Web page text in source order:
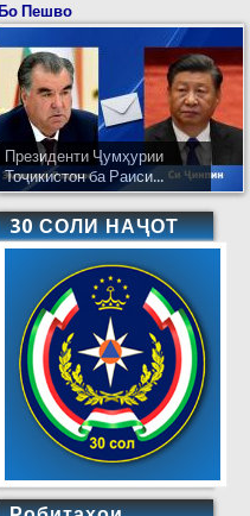
Пешво
Президенти Ҷумҳурии
Тоҷикистон ба Раиси...
30 СОЛИ НАҶОТ